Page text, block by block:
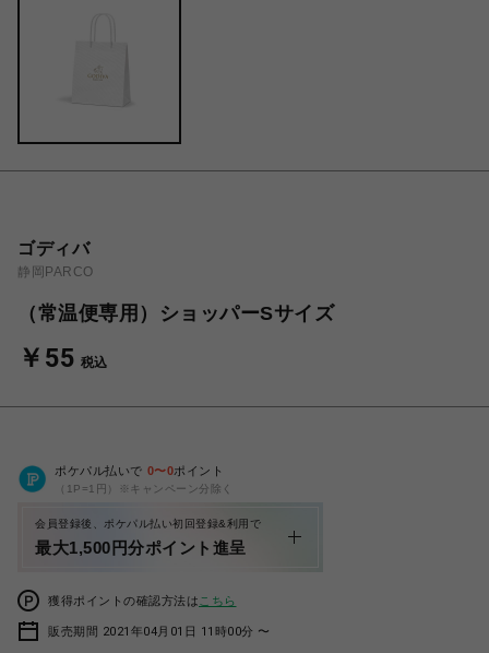
ゴディバ
静岡PARCO
（常温便専用）ショッパーSサイズ
￥55 税込
ポケパル払いで 0〜0ポイント
（1P=1円）※キャンペーン分除く
会員登録後、ポケパル払い初回登録&利用で
最大1,500円分ポイント進呈
獲得ポイントの確認方法は こちら
販売期間 2021年04月01日 11時00分 〜